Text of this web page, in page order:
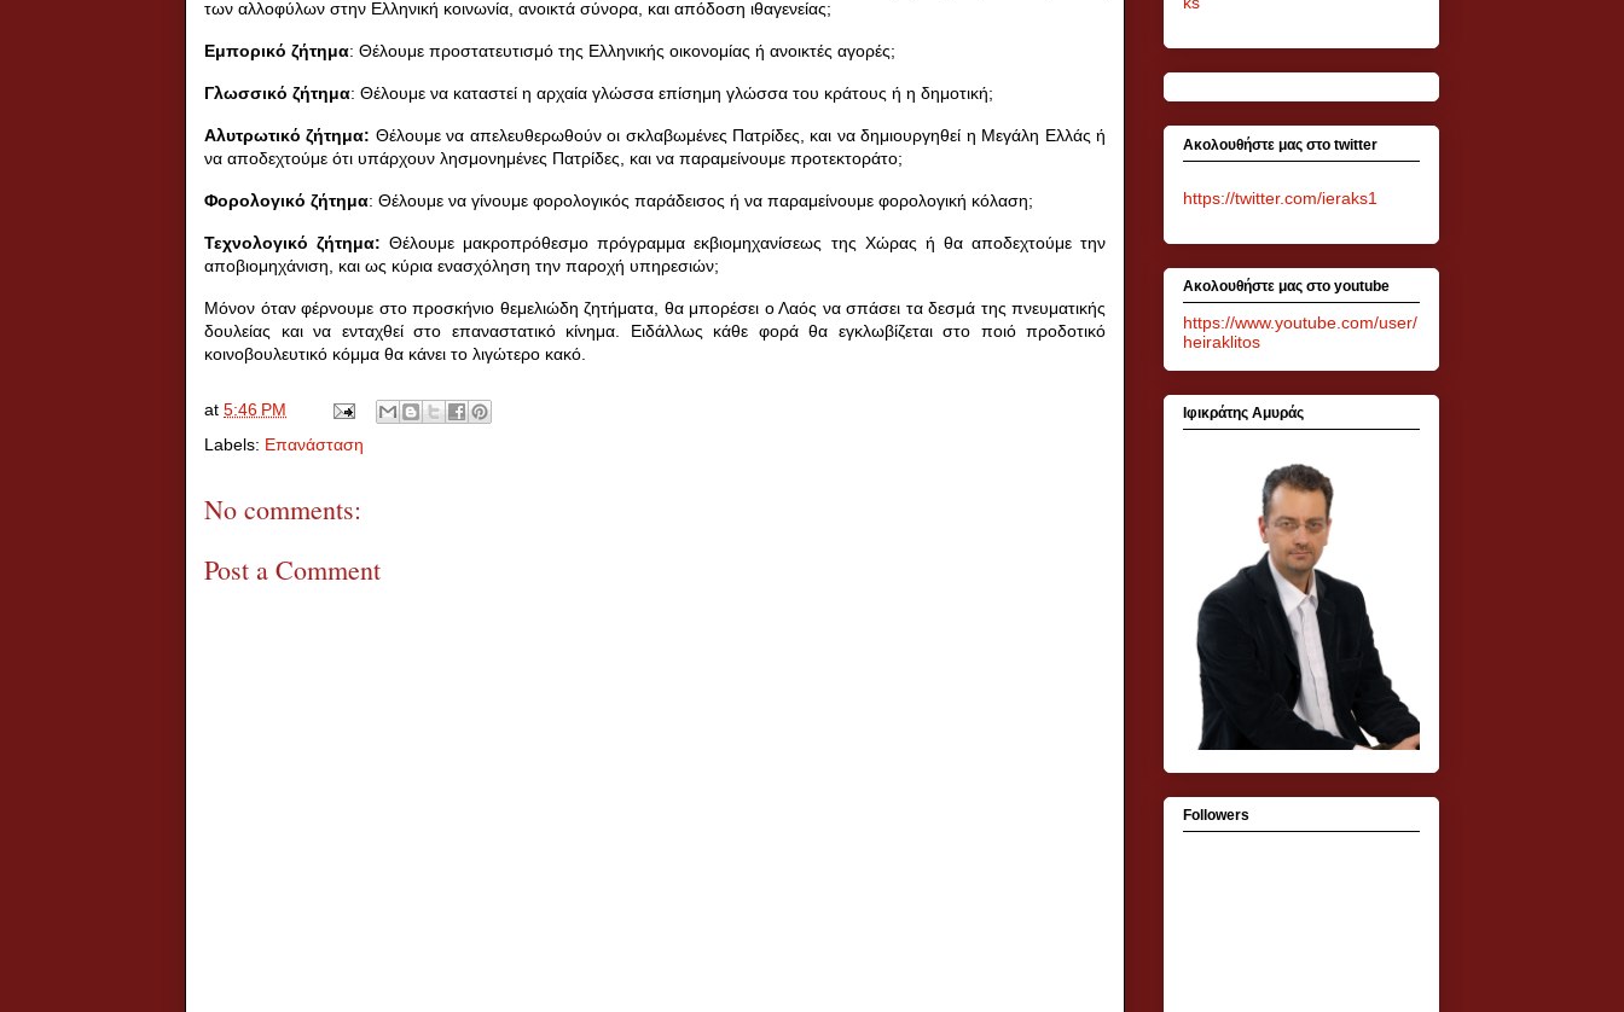
των αλλοφύλων στην Ελληνική κοινωνία, ανοικτά σύνορα, και απόδοση ιθαγενείας;
Εμπορικό ζήτημα: Θέλουμε προστατευτισμό της Ελληνικής οικονομίας ή ανοικτές αγορές;
Γλωσσικό ζήτημα: Θέλουμε να καταστεί η αρχαία γλώσσα επίσημη γλώσσα του κράτους ή η δημοτική;
Αλυτρωτικό ζήτημα: Θέλουμε να απελευθερωθούν οι σκλαβωμένες Πατρίδες, και να δημιουργηθεί η Μεγάλη Ελλάς ή
να αποδεχτούμε ότι υπάρχουν λησμονημένες Πατρίδες, και να παραμείνουμε προτεκτοράτο;
Φορολογικό ζήτημα: Θέλουμε να γίνουμε φορολογικός παράδεισος ή να παραμείνουμε φορολογική κόλαση;
Τεχνολογικό ζήτημα: Θέλουμε μακροπρόθεσμο πρόγραμμα εκβιομηχανίσεως της Χώρας ή θα αποδεχτούμε την
αποβιομηχάνιση, και ως κύρια ενασχόληση την παροχή υπηρεσιών;
Μόνον όταν φέρνουμε στο προσκήνιο θεμελιώδη ζητήματα, θα μπορέσει ο Λαός να σπάσει τα δεσμά της πνευματικής
δουλείας και να ενταχθεί στο επαναστατικό κίνημα. Ειδάλλως κάθε φορά θα εγκλωβίζεται στο ποιό προδοτικό
κοινοβουλευτικό κόμμα θα κάνει το λιγώτερο κακό.
at 5:46 PM
Labels: Επανάσταση
No comments:
Post a Comment
Ακολουθήστε μας στο twitter
https://twitter.com/ieraks1
Ακολουθήστε μας στο youtube
https://www.youtube.com/user/
heiraklitos
Ιφικράτης Αμυράς
Followers